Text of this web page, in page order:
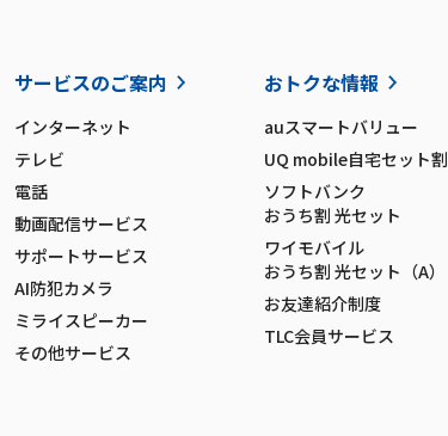
サービスのご案内
インターネット
テレビ
電話
動画配信サービス
サポートサービス
AI防犯カメラ
ミライスピーカー
その他サービス
おトクな情報
auスマートバリュー
UQ mobile自宅セット割
ソフトバンク
おうち割 光セット
ワイモバイル
おうち割 光セット（A）
お友達紹介制度
TLC会員サービス